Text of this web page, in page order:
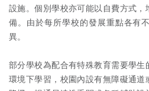
設施。個別學校亦可能以自費方式，
備。由於每所學校的發展重點各有
異。
部分學校為配合有特殊教育需要學生
環境下學習，校園內設有無障礙通